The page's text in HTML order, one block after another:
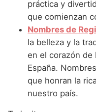
Nombres de
Nombres de
Nombres de
Nombres de
práctica y
que comienzan
Nombres de
la belleza y la
en el corazón de
España.
que honran la
nuestro país.